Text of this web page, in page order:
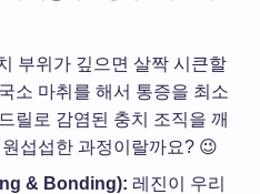
부위가 깊으면 살짝 시큰할
소 마취를 해서 통증을 최소
릴로 감염된 충치 조직을 깨
섭섭한 과정이랄까요? 😉
& Bonding): 레진이 우리